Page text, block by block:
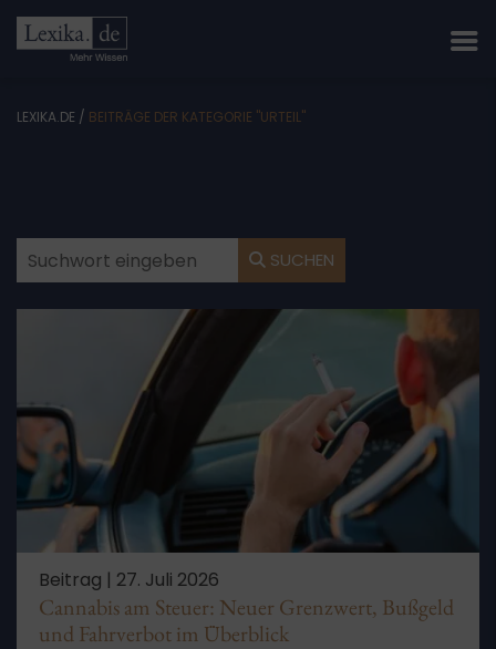
LEXIKA.DE / BEITRÄGE DER KATEGORIE "URTEIL"
SUCHEN
Beitrag | 27. Juli 2026
Cannabis am Steuer: Neuer Grenzwert, Bußgeld
und Fahrverbot im Überblick